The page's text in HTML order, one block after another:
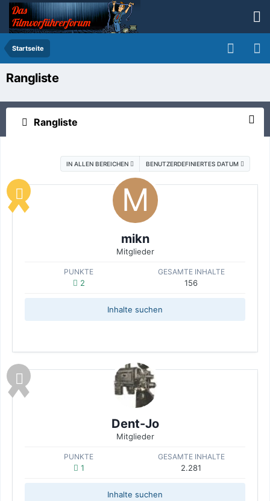
Startseite
Rangliste
Rangliste
IN ALLEN BEREICHEN BENUTZERDEFINIERTES DATUM
mikn
Mitglieder
PUNKTE
2
GESAMTE INHALTE
156
Inhalte suchen
Dent-Jo
Mitglieder
PUNKTE
1
GESAMTE INHALTE
2.281
Inhalte suchen